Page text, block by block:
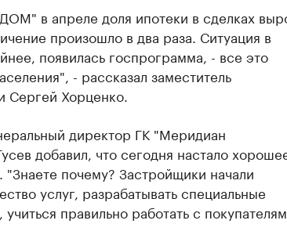
в апреле доля ипотеки в сделках
произошло в два раза. Ситуация в
появилась госпрограмма, - все это
- рассказал заместитель
Сергей Хорценко.
директор ГК "Меридиан
добавил, что сегодня настало
"Знаете почему? Застройщики начали
услуг, разрабатывать специальные
правильно работать с